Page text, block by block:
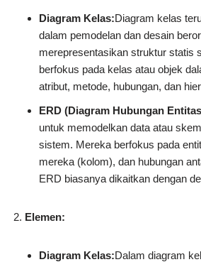
Diagram Kelas:Diagram kelas
dalam pemodelan dan desain
merepresentasikan struktur statis
berfokus pada kelas atau objek
atribut, metode, hubungan, dan
ERD (Diagram Hubungan
untuk memodelkan data atau
sistem. Mereka berfokus pada
mereka (kolom), dan hubungan
ERD biasanya dikaitkan dengan
Elemen:
Diagram Kelas:Dalam diagram